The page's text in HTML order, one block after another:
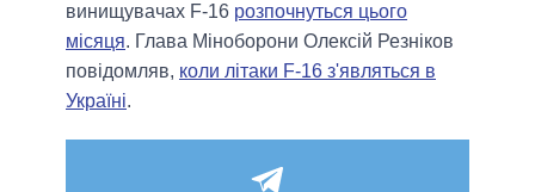
винищувачах F-16 розпочнуться цього
місяця. Глава Міноборони Олексій Резніков
повідомляв, коли літаки F-16 з'являться в
Україні.